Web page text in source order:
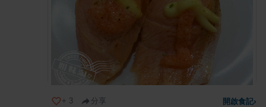
+ 3 分享 開啟食記›